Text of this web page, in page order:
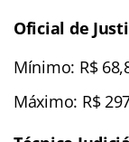
Oficial de
Mínimo: R$
Máximo: R$